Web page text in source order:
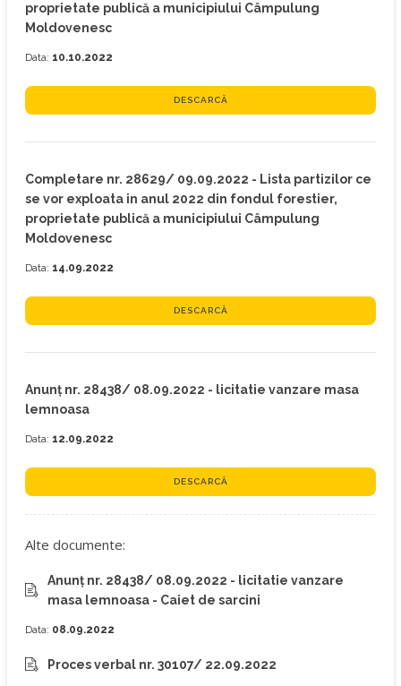
proprietate publică a municipiului Câmpulung
Moldovenesc
Data: 10.10.2022
DESCARCĂ
Completare nr. 28629/ 09.09.2022 - Lista partizilor ce
se vor exploata in anul 2022 din fondul forestier,
proprietate publică a municipiului Câmpulung
Moldovenesc
Data: 14.09.2022
DESCARCĂ
Anunț nr. 28438/ 08.09.2022 - licitatie vanzare masa
lemnoasa
Data: 12.09.2022
DESCARCĂ
Alte documente:
Anunț nr. 28438/ 08.09.2022 - licitatie vanzare
masa lemnoasa - Caiet de sarcini
Data: 08.09.2022
Proces verbal nr. 30107/ 22.09.2022